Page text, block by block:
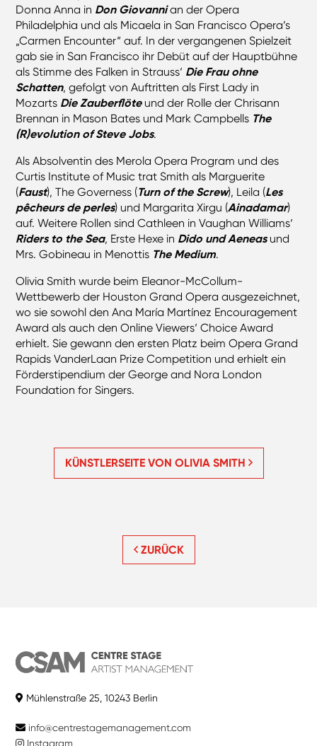
Donna Anna in Don Giovannian der Opera
Philadelphia und als Micaela in San Francisco Opera’s
„Carmen Encounter“ auf. In der vergangenen Spielzeit
gab sie in San Francisco ihr Debüt auf der Hauptbühne
als Stimme des Falken in Strauss‘ Die Frau ohne
Schatten, gefolgt von Auftritten als First Lady in
Mozarts Die Zauberflöteund der Rolle der Chrisann
Brennan in Mason Bates und Mark Campbells The
(R)evolution of Steve Jobs.
Als Absolventin des Merola Opera Program und des
Curtis Institute of Music trat Smith als Marguerite
(Faust), The Governess (Turn of the Screw), Leila (Les
pêcheurs de perles) und Margarita Xirgu (Ainadamar)
auf. Weitere Rollen sind Cathleen in Vaughan Williams‘
Riders to the Sea, Erste Hexe in Dido und Aeneasund
Mrs. Gobineau in Menottis The Medium.
Olivia Smith wurde beim Eleanor-McCollum-
Wettbewerb der Houston Grand Opera ausgezeichnet,
wo sie sowohl den Ana María Martínez Encouragement
Award als auch den Online Viewers‘ Choice Award
erhielt. Sie gewann den ersten Platz beim Opera Grand
Rapids VanderLaan Prize Competition und erhielt ein
Förderstipendium der George and Nora London
Foundation for Singers.
KÜNSTLERSEITE VON OLIVIA SMITH
ZURÜCK
Mühlenstraße 25, 10243 Berlin
info@centrestagemanagement.com
Instagram